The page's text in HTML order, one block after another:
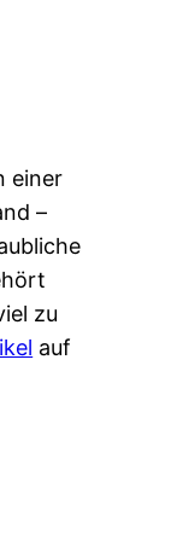
einer
–
zu
auf